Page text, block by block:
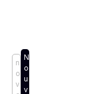
n
o
v
N
o
u
v